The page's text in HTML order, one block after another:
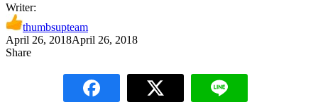
Writer:
thumbsupteam
April 26, 2018April 26, 2018
Share